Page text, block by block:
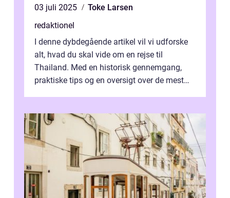
03 juli 2025
Toke Larsen
redaktionel
I denne dybdegående artikel vil vi udforske
alt, hvad du skal vide om en rejse til
Thailand. Med en historisk gennemgang,
praktiske tips og en oversigt over de mest